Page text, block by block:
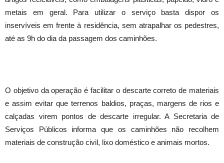
metais em geral. Para utilizar o serviço basta dispor os
inservíveis em frente à residência, sem atrapalhar os pedestres,
até as 9h do dia da passagem dos caminhões.
O objetivo da operação é facilitar o descarte correto de materiais
e assim evitar que terrenos baldios, praças, margens de rios e
calçadas virem pontos de descarte irregular. A Secretaria de
Serviços Públicos informa que os caminhões não recolhem
materiais de construção civil, lixo doméstico e animais mortos.